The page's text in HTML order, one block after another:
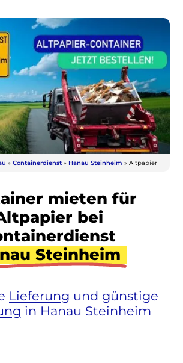
» Containerdienst » Hanau Steinheim » Altpapier
mieten für
bei
Steinheim
Lieferung und günstige
in Hanau Steinheim